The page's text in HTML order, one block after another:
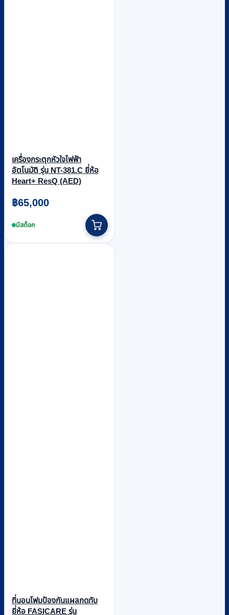
เครื่องกระตุกหัวใจไฟฟ้า
อัตโนมัติ รุ่น NT-381.C ยี่ห้อ
Heart+ ResQ (AED)
฿65,000
มีสต็อก
ที่นอนโฟมป้องกันแผลกดทับ
ยี่ห้อ FASICARE รุ่น